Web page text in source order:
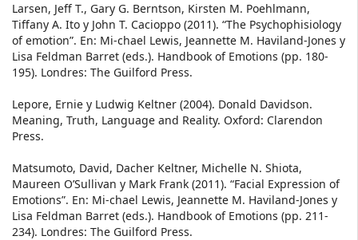
Larsen, Jeff T., Gary G. Berntson, Kirsten M. Poehlmann,
Tiffany A. Ito y John T. Cacioppo (2011). “The Psychophisiology
of emotion”. En: Mi-chael Lewis, Jeannette M. Haviland-Jones y
Lisa Feldman Barret (eds.). Handbook of Emotions (pp. 180-
195). Londres: The Guilford Press.
Lepore, Ernie y Ludwig Keltner (2004). Donald Davidson.
Meaning, Truth, Language and Reality. Oxford: Clarendon
Press.
Matsumoto, David, Dacher Keltner, Michelle N. Shiota,
Maureen O’Sullivan y Mark Frank (2011). “Facial Expression of
Emotions”. En: Mi-chael Lewis, Jeannette M. Haviland-Jones y
Lisa Feldman Barret (eds.). Handbook of Emotions (pp. 211-
234). Londres: The Guilford Press.